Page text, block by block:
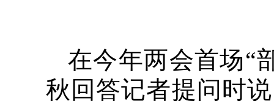
在今年两会首场“
秋回答记者提问时